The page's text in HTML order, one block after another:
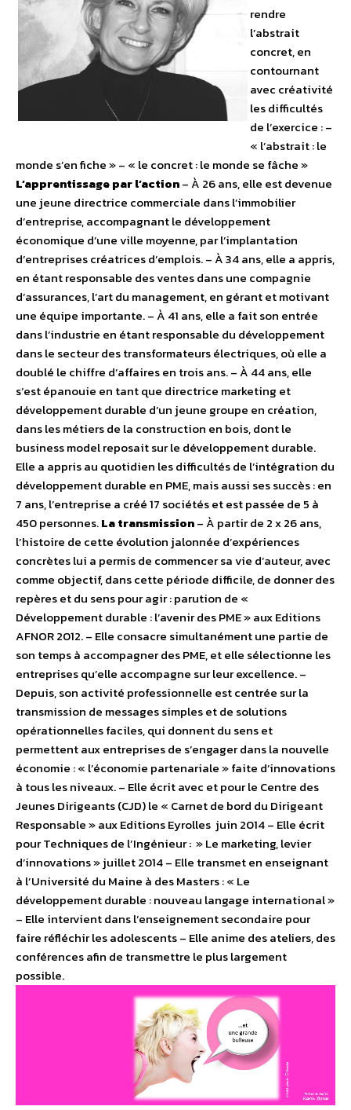
rendre
l’abstrait
concret, en
contournant
avec créativité
les difficultés
de l’exercice : –
« l’abstrait : le
monde s’en fiche » – « le concret : le monde se fâche »
L’apprentissage par l’action– À 26 ans, elle est devenue
une jeune directrice commerciale dans l’immobilier
d’entreprise, accompagnant le développement
économique d’une ville moyenne, par l’implantation
d’entreprises créatrices d’emplois. – À 34 ans, elle a appris,
en étant responsable des ventes dans une compagnie
d’assurances, l’art du management, en gérant et motivant
une équipe importante. – À 41 ans, elle a fait son entrée
dans l’industrie en étant responsable du développement
dans le secteur des transformateurs électriques, où elle a
doublé le chiffre d’affaires en trois ans. – À 44 ans, elle
s’est épanouie en tant que directrice marketing et
développement durable d’un jeune groupe en création,
dans les métiers de la construction en bois, dont le
business model reposait sur le développement durable.
Elle a appris au quotidien les difficultés de l’intégration du
développement durable en PME, mais aussi ses succès : en
7 ans, l’entreprise a créé 17 sociétés et est passée de 5 à
450 personnes.La transmission– À partir de 2 x 26 ans,
l’histoire de cette évolution jalonnée d’expériences
concrètes lui a permis de commencer sa vie d’auteur, avec
comme objectif, dans cette période difficile, de donner des
repères et du sens pour agir : parution de «
Développement durable : l’avenir des PME » aux Editions
AFNOR 2012. – Elle consacre simultanément une partie de
son temps à accompagner des PME, et elle sélectionne les
entreprises qu’elle accompagne sur leur excellence. –
Depuis, son activité professionnelle est centrée sur la
transmission de messages simples et de solutions
opérationnelles faciles, qui donnent du sens et
permettent aux entreprises de s’engager dans la nouvelle
économie : « l’économie partenariale » faite d’innovations
à tous les niveaux. – Elle écrit avec et pour le Centre des
Jeunes Dirigeants (CJD) le « Carnet de bord du Dirigeant
Responsable » aux Editions Eyrolles juin 2014 – Elle écrit
pour Techniques de l’Ingénieur : » Le marketing, levier
d’innovations » juillet 2014 – Elle transmet en enseignant
à l’Université du Maine à des Masters : « Le
développement durable : nouveau langage international »
– Elle intervient dans l’enseignement secondaire pour
faire réfléchir les adolescents – Elle anime des ateliers, des
conférences afin de transmettre le plus largement
possible.